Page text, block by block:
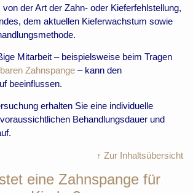
der Art der Zahn- oder Kieferfehlstellung,
dem aktuellen Kieferwachstum sowie
Mitarbeit – beispielsweise beim Tragen
Zahnspange – kann den
beeinflussen.
erhalten Sie eine individuelle
Behandlungsdauer und
↑ Zur Inhaltsübersicht
eine Zahnspange für